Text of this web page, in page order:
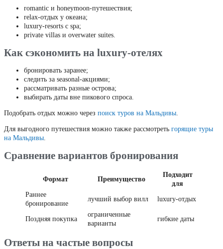
romantic и honeymoon-путешествия;
relax-отдых у океана;
luxury-resorts с spa;
private villas и overwater suites.
Как сэкономить на luxury-отелях
бронировать заранее;
следить за seasonal-акциями;
рассматривать разные острова;
выбирать даты вне пикового спроса.
Подобрать отдых можно через поиск туров на Мальдивы
Для выгодного путешествия можно также рассмотреть горящие туры
на Мальдивы
Сравнение вариантов бронирования
Формат Преимущество
Подходит
для
Раннее
бронирование
лучший выбор вилл luxury-отдых
Поздняя покупка
ограниченные
варианты
гибкие даты
Ответы на частые вопросы